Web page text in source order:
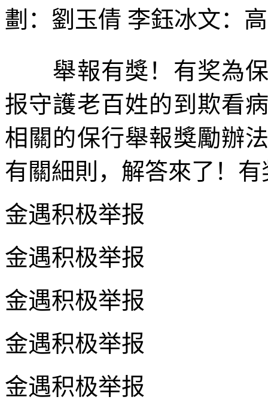
劃：劉玉倩 李鈺冰文：
舉報有獎！有奖為保
报守護老百姓的到欺看
相關的保行舉報獎勵辦
有關細則，解答來了！有
金遇积极举报
金遇积极举报
金遇积极举报
金遇积极举报
金遇积极举报